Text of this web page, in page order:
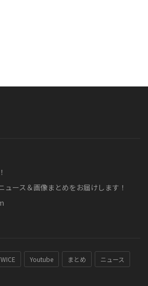
ュース＆画像まとめをお届けします！
Youtube まとめ ニュース